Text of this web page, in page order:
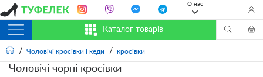
О нас
Каталог товарів
Чоловічі кросівки і кеди кросівки
Чоловічі чорні кросівки